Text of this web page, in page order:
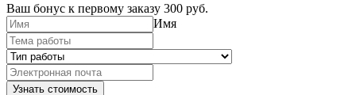
Ваш бонус к первому заказу 300 руб.
Имя